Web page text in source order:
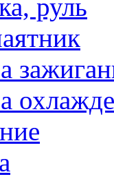
руль